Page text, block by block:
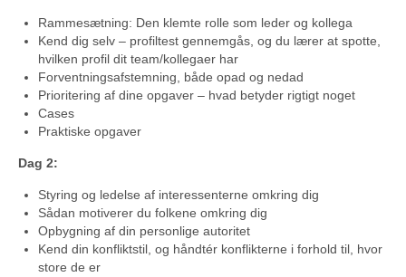
Rammesætning: Den klemte rolle som leder og kollega
Kend dig selv – profiltest gennemgås, og du lærer at spotte,
hvilken profil dit team/kollegaer har
Forventningsafstemning, både opad og nedad
Prioritering af dine opgaver – hvad betyder rigtigt noget
Cases
Praktiske opgaver
Dag 2:
Styring og ledelse af interessenterne omkring dig
Sådan motiverer du folkene omkring dig
Opbygning af din personlige autoritet
Kend din konfliktstil, og håndtér konflikterne i forhold til, hvor
store de er